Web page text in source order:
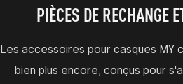
PIÈCES DE RECHANGE
Les accessoires pour casques
bien plus encore, conçus pour